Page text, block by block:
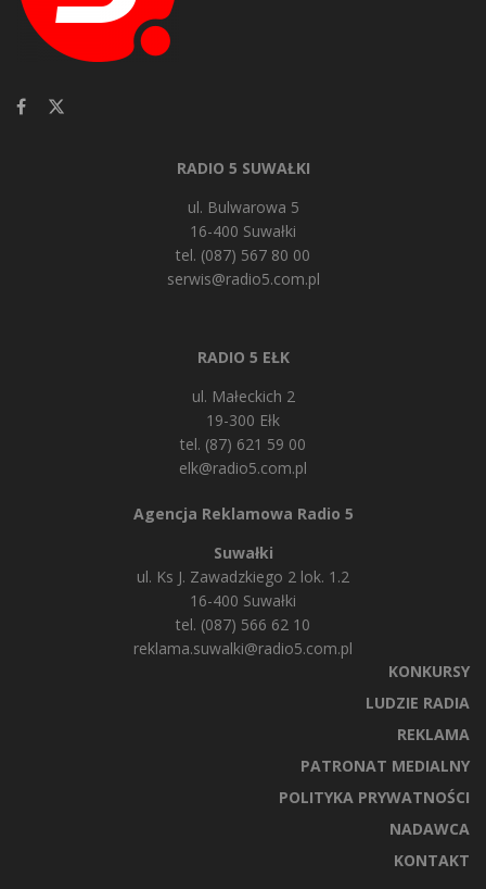
RADIO 5 SUWAŁKI
ul. Bulwarowa 5
16-400 Suwałki
tel. (087) 567 80 00
serwis@radio5.com.pl
RADIO 5 EŁK
ul. Małeckich 2
19-300 Ełk
tel. (87) 621 59 00
elk@radio5.com.pl
Agencja Reklamowa Radio 5
Suwałki
ul. Ks J. Zawadzkiego 2 lok. 1.2
16-400 Suwałki
tel. (087) 566 62 10
reklama.suwalki@radio5.com.pl
KONKURSY
LUDZIE RADIA
REKLAMA
PATRONAT MEDIALNY
POLITYKA PRYWATNOŚCI
NADAWCA
KONTAKT